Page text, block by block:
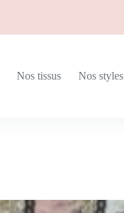
Nos tissus Nos styles